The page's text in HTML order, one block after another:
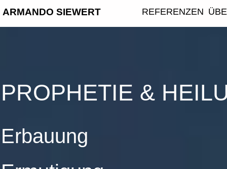
REFERENZEN
ARMANDO SIEWERT
PROPHETIE &
Erbauung